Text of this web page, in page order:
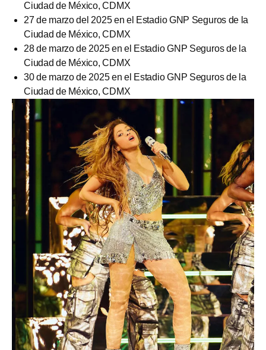
Ciudad de México, CDMX
27 de marzo del 2025 en el Estadio GNP Seguros de la
Ciudad de México, CDMX
28 de marzo de 2025 en el Estadio GNP Seguros de la
Ciudad de México, CDMX
30 de marzo de 2025 en el Estadio GNP Seguros de la
Ciudad de México, CDMX